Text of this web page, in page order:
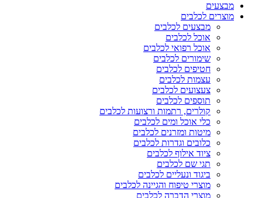
מבצעים
מוצרים לכלבים
מבצעים לכלבים
אוכל לכלבים
אוכל רפואי לכלבים
שימורים לכלבים
חטיפים לכלבים
עצמות לכלבים
צעצועים לכלבים
תוספים לכלבים
קולרים, רתמות ורצועות לכלבים
כלי אוכל ומים לכלבים
מיטות ומזרנים לכלבים
כלובים וגדרות לכלבים
ציוד אילוף לכלבים
תגי שם לכלבים
ביגוד ונעליים לכלבים
מוצרי טיפוח והגיינה לכלבים
מוצרי הדברה לכלבים